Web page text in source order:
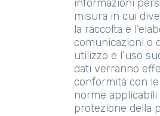
informazioni
misura in cui
la raccolta e
comunicazioni o
utilizzo e l’uso
dati verranno
conformità con
norme applicabili
protezione della